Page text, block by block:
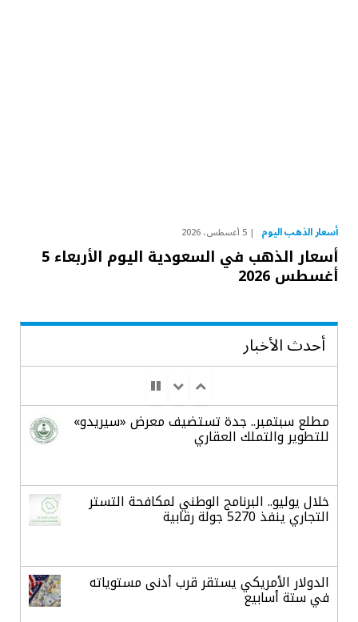
أسعار الذهب اليوم 5 أغسطس، 2026
أسعار الذهب في السعودية اليوم الأربعاء 5
أغسطس 2026
أحدث الأخبار
مطلع سبتمبر.. جدة تستضيف معرض «سيريدو»
للتطوير والتملك العقاري
خلال يوليو.. البرنامج الوطني لمكافحة التستر
التجاري ينفذ 5270 جولة رقابية
الدولار الأمريكي يستقر قرب أدنى مستوياته
في ستة أسابيع